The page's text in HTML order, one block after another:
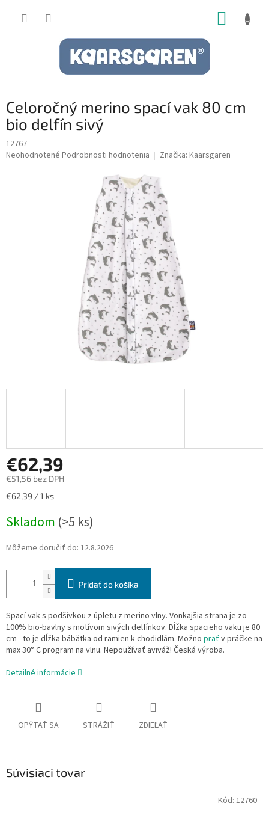
Celoročný merino spací vak 80 cm
bio delfín sivý
12767
Priemerné
Neohodnotené Podrobnosti hodnotenia Značka: Kaarsgaren
€62,39
€51,56 bez DPH
Jednotková
€62,39 / 1 ks
Skladom (>5 ks)
Môžeme doručiť do: 12.8.2026
Pridať do košíka
Spací vak s podšívkou z úpletu z merino vlny. Vonkajšia strana je zo
100% bio-bavlny s motívom sivých delfínkov. Dĺžka spacieho vaku je 80
cm - to je dĺžka bábätka od ramien k chodidlám. Možno praťv práčke na
max 30° C program na vlnu. Nepoužívať aviváž! Česká výroba.
Detailné informácie
OPÝTAŤ SA STRÁŽIŤ ZDIEĽAŤ
Súvisiaci tovar
Kód: 12760